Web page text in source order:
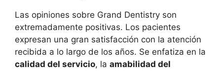
Las opiniones sobre Grand Dentistry son
extremadamente positivas. Los pacientes
expresan una gran satisfacción con la atención
recibida a lo largo de los años. Se enfatiza en la
calidad del servicio, la amabilidad del